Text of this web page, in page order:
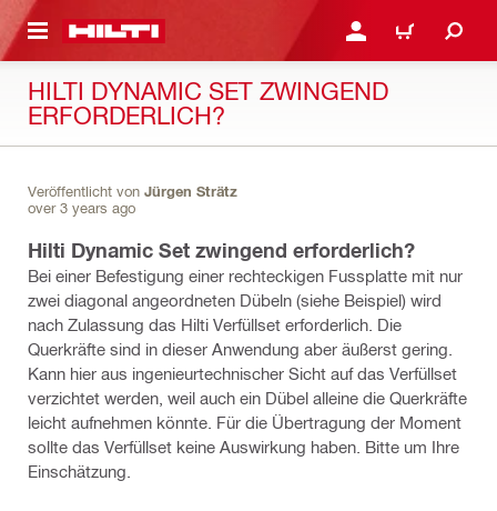
ANMELDEN ODER
WARENKORB
HILTI DYNAMIC SET ZWINGEND
ERFORDERLICH?
Veröffentlicht von Jürgen Strätz
over 3 years ago
Hilti Dynamic Set zwingend erforderlich?
Bei einer Befestigung einer rechteckigen Fussplatte mit nur
zwei diagonal angeordneten Dübeln (siehe Beispiel) wird
nach Zulassung das Hilti Verfüllset erforderlich. Die
Querkräfte sind in dieser Anwendung aber äußerst gering.
Kann hier aus ingenieurtechnischer Sicht auf das Verfüllset
verzichtet werden, weil auch ein Dübel alleine die Querkräfte
leicht aufnehmen könnte. Für die Übertragung der Moment
sollte das Verfüllset keine Auswirkung haben. Bitte um Ihre
Einschätzung.